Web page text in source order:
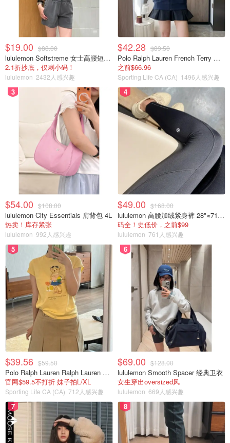
$19.00 $88.00
lululemon Softstreme 女士高腰短裤 10cm
2.1折抄底，仅剩小码！
lululemon 2432人感兴趣
$42.28 $89.50
Polo Ralph Lauren French Terry 女童连帽卫衣 7-16码
之前$66.96
Sporting Life CA (CA) 1496人感兴趣
3
$54.00 $108.00
lululemon City Essentials 肩背包 4L
热卖！库存紧张
lululemon 992人感兴趣
4
$49.00 $168.00
lululemon 高腰加绒紧身裤 28"≈71cm 5个口袋
码全！史低价，之前$99
lululemon 761人感兴趣
5
$39.56 $59.50
Polo Ralph Lauren Ralph Lauren Polo Bear 女童棉T恤 染色 1件
官网$59.5不打折 妹子拍L/XL
Sporting Life CA (CA) 712人感兴趣
6
$69.00 $128.00
lululemon Smooth Spacer 经典卫衣
女生穿出oversized风
lululemon 669人感兴趣
7 8